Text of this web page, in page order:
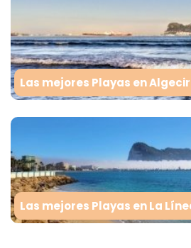
Las mejores Playas en
Las mejores Playas en La